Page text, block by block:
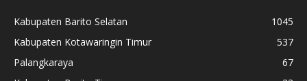
Kabupaten Barito Selatan
1045
Kabupaten Kotawaringin Timur
537
Palangkaraya
67